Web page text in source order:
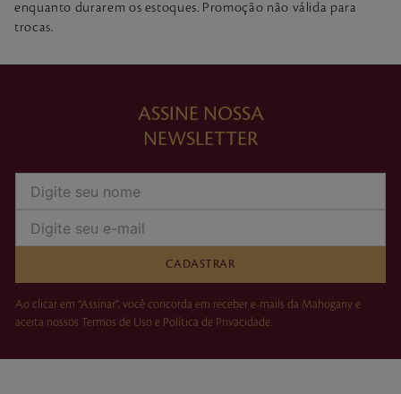
enquanto durarem os estoques. Promoção não válida para
trocas.
ASSINE NOSSA
NEWSLETTER
CADASTRAR
Ao clicar em “Assinar”, você concorda em receber e-mails da Mahogany e
aceita nossos Termos de Uso e Política de Privacidade.